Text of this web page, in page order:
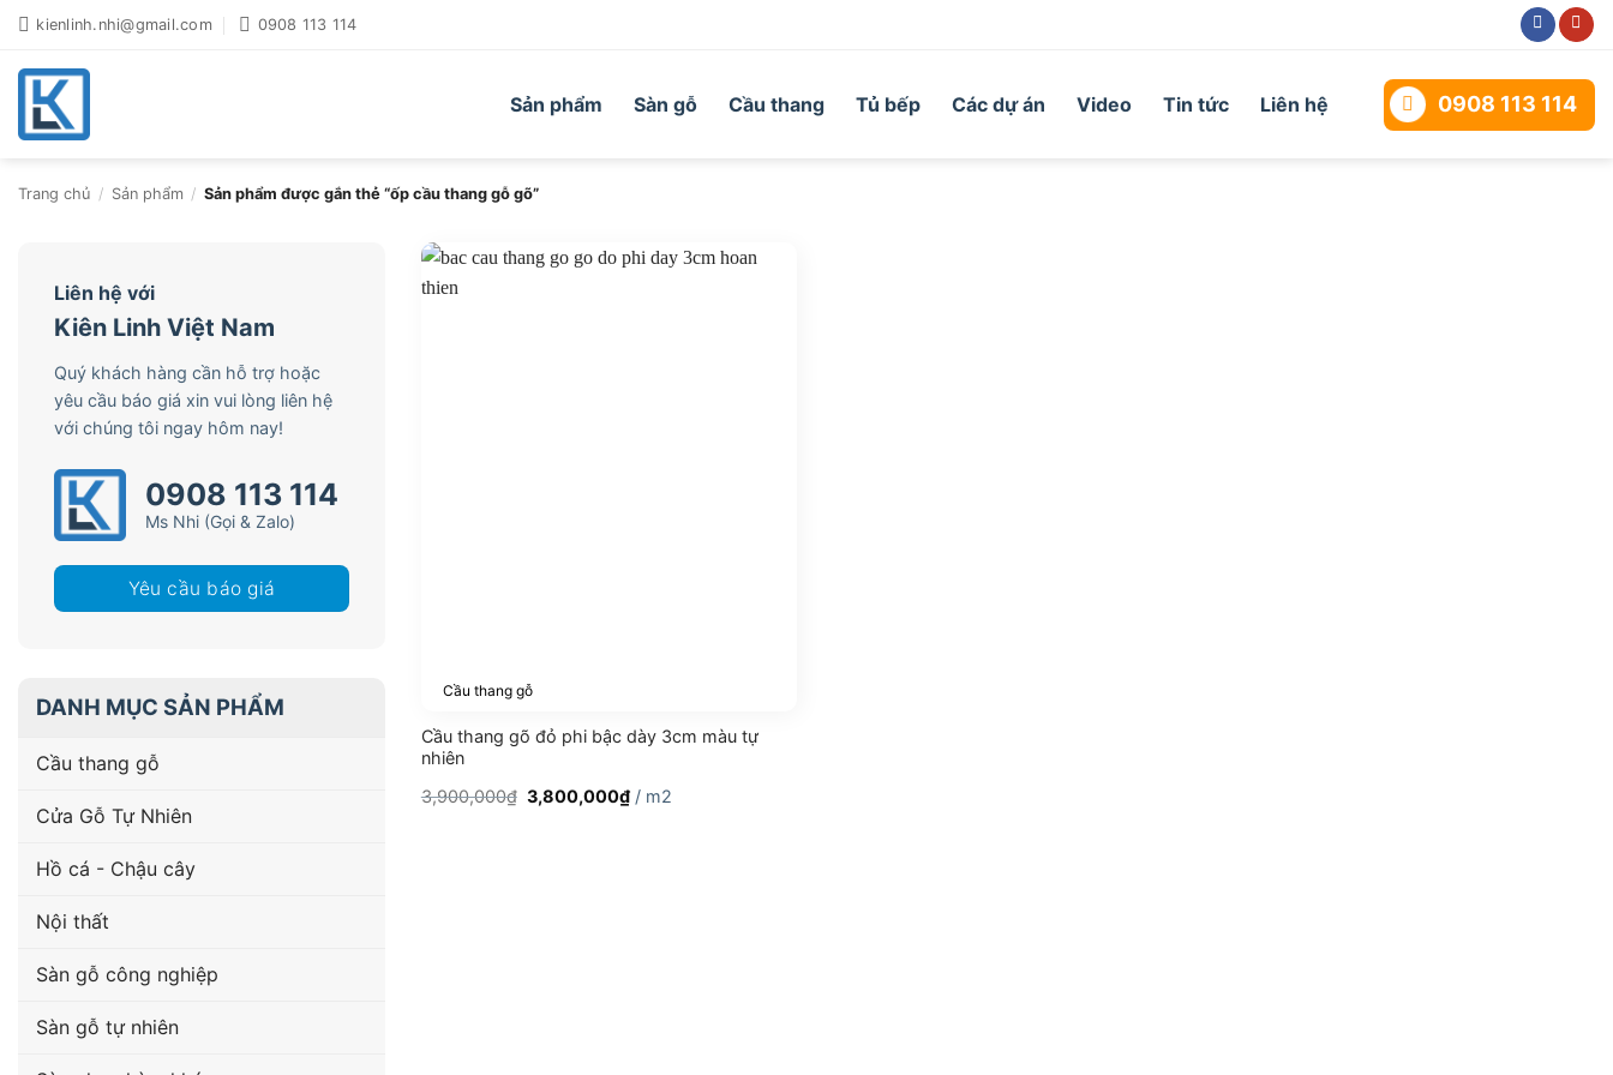
Bỏ
nội
dung
kienlinh.nhi@gmail.com 0908 113 114
Sản phẩm Sàn gỗ Cầu thang Tủ bếp Các dự án Video Tin tức Liên hệ 0908 113 114
Trang chủ / Sản phẩm / Sản phẩm được gắn thẻ “ốp cầu thang gỗ gõ”
Liên hệ với
Kiên Linh Việt Nam
Quý khách hàng cần hỗ trợ hoặc
yêu cầu báo giá xin vui lòng liên hệ
với chúng tôi ngay hôm nay!
0908 113 114
Ms Nhi (Gọi & Zalo)
Yêu cầu báo giá
DANH MỤC SẢN PHẨM
Cầu thang gỗ
Cửa Gỗ Tự Nhiên
Hồ cá - Chậu cây
Nội thất
Sàn gỗ công nghiệp
Sàn gỗ tự nhiên
Cầu thang gỗ
Cầu thang gõ đỏ phi bậc dày 3cm màu tự
nhiên
3,900,000₫ Giá
gốc
3,800,000₫Giá
hiện
/ m2